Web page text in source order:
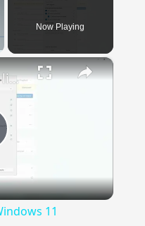
Now Playing
×
Come cambiare lingua a Windows 11
11